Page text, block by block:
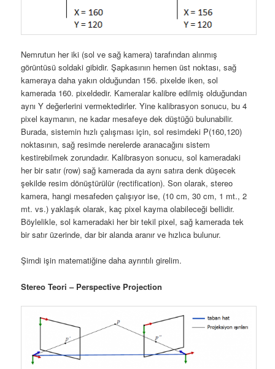
Nemrutun her iki (sol ve sağ kamera) tarafından alınmış
görüntüsü soldaki gibidir. Şapkasının hemen üst noktası, sağ
kameraya daha yakın olduğundan 156. pixelde iken, sol
kamerada 160. pixeldedir. Kameralar kalibre edilmiş olduğundan
aynı Y değerlerini vermektedirler. Yine kalibrasyon sonucu, bu 4
pixel kaymanın, ne kadar mesafeye dek düştüğü bulunabilir.
Burada, sistemin hızlı çalışması için, sol resimdeki P(160,120)
noktasının, sağ resimde nerelerde aranacağını sistem
kestirebilmek zorundadır. Kalibrasyon sonucu, sol kameradaki
her bir satır (row) sağ kamerada da aynı satıra denk düşecek
şekilde resim dönüştürülür (rectification). Son olarak, stereo
kamera, hangi mesafeden çalışıyor ise, (10 cm, 30 cm, 1 mt., 2
mt. vs.) yaklaşık olarak, kaç pixel kayma olabileceği bellidir.
Böylelikle, sol kameradaki her bir tekil pixel, sağ kamerada tek
bir satır üzerinde, dar bir alanda aranır ve hızlıca bulunur.
Şimdi işin matematiğine daha ayrıntılı girelim.
Stereo Teori – Perspective Projection